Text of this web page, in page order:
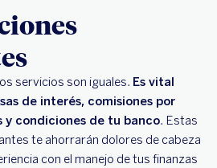
servicios son iguales. Es vital
de interés, comisiones por
y condiciones de tu banco. Estas
te ahorrarán dolores de cabeza
con el manejo de tus finanzas